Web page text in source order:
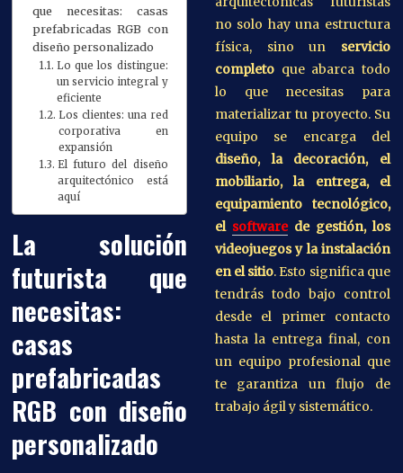
que necesitas: casas
prefabricadas RGB con
diseño personalizado
Lo que los distingue:
un servicio integral y
eficiente
Los clientes: una red
corporativa en
expansión
El futuro del diseño
arquitectónico está
aquí
La solución
futurista que
necesitas:
casas
prefabricadas
RGB con diseño
personalizado
no solo hay una estructura
física, sino un servicio
completoque abarca todo
lo que necesitas para
materializar tu proyecto. Su
equipo se encarga del
diseño, la decoración, el
mobiliario, la entrega, el
equipamiento tecnológico,
el softwarede gestión, los
videojuegos y la instalación
en el sitio. Esto significa que
tendrás todo bajo control
desde el primer contacto
hasta la entrega final, con
un equipo profesional que
te garantiza un flujo de
trabajo ágil y sistemático.